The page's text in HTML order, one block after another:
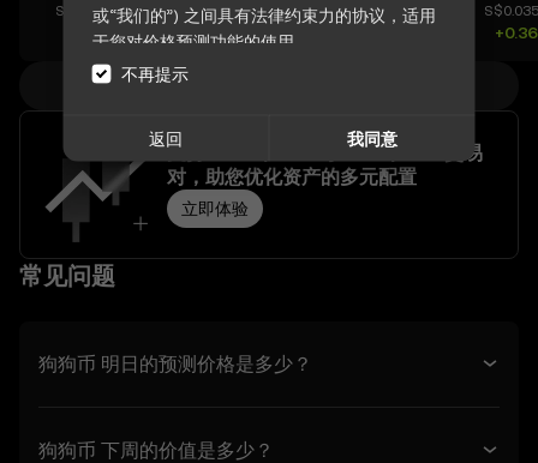
S$0.07698
-1.13%
S$0.02267
-0.96%
S$1,049.94
支持 USDC/SGD 与 USDT/SGD 交易
对，助您优化资产的多元配置
立即体验
常见问题
狗狗币 明日的预测价格是多少？
狗狗币 下周的价值是多少？
或“我们的”) 之间具有法律约束力的协议，适用
于您对价格预测功能的使用。
1.2 通过以任何身份访问或使用价格预测功能，
策以及任何其他纳入的条款。
- 您了解与数字资产交易相关的风险。
- 欧易对您使用价格预测功能产生的任何不利后
果不承担任何责任。
功能。修订自“上次修订”日期起生效。您有责任
2. 定义
不再提示
返回 我同意